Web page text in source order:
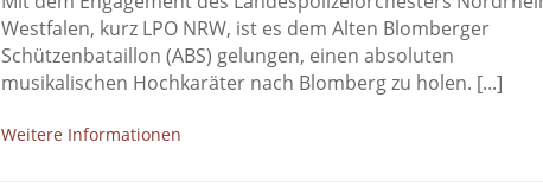
Westfalen, kurz LPO NRW, ist es dem Alten Blomberger
Schützenbataillon (ABS) gelungen, einen absoluten
musikalischen Hochkaräter nach Blomberg zu holen. [...]
Weitere Informationen